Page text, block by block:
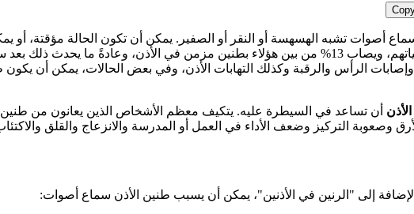
أصوات تشبه الهسهسة أو النقر أو الصفير. يمكن أن تكون الحالة مؤقتة، أو
اليومية، ويؤثر طنين الأذن على أكثر من 30% من السكان في مرحلة ما من حياتهم، ويصاب 13% من بين هؤلاء بطنين
الرأس والرقبة وكذلك التهابات الأذن، وفي بعض الحالات، يمكن أن
إلى "الرنين في الأذنين"، يمكن أن يسبب طنين الأذن سماع أصوات: